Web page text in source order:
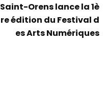
Saint-Orens lance la 1è
re édition du Festival d
es Arts Numériques